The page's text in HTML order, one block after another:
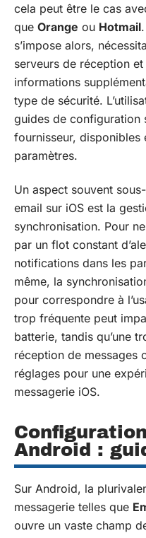
cela peut être le cas
que Orange ou Hotmail
s’impose alors,
serveurs de réception
informations
type de sécurité.
guides de configuration
fournisseur, disponibles
paramètres.
Un aspect souvent
email sur iOS est la
synchronisation. Pour
par un flot constant
notifications dans les
même, la
pour correspondre à
trop fréquente peut
batterie, tandis qu’une
réception de messages
réglages pour une
messagerie iOS.
Android :
Sur Android, la
messagerie telles que
ouvre un vaste champ